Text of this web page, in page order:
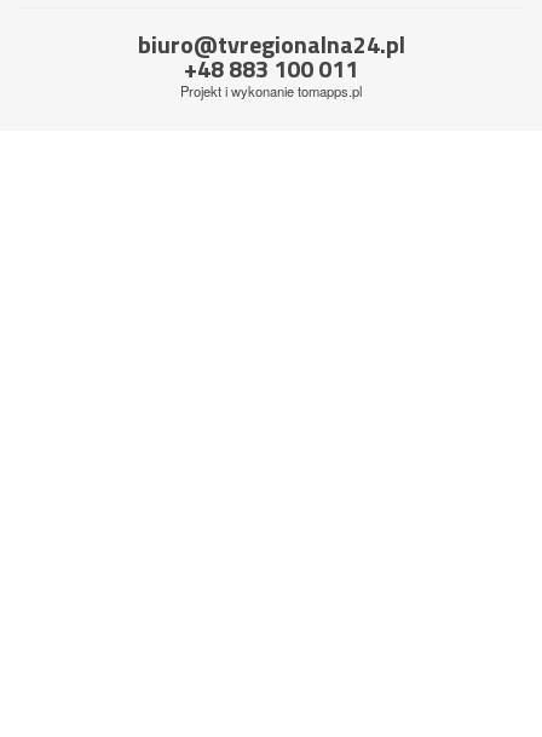
biuro@tvregionalna24.pl
+48 883 100 011
Projekt i wykonanietomapps.pl